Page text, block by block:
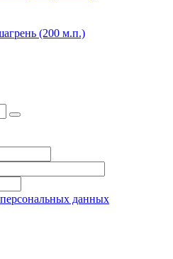
(200 м.п.)
данных